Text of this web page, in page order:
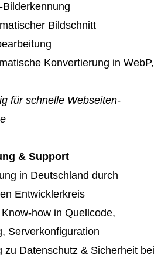
Bildschnitt
Konvertierung in WebP,
für schnelle Webseiten-
& Support
in Deutschland durch
Entwicklerkreis
how in Quellcode,
Serverkonfiguration
zu Datenschutz & Sicherheit bei